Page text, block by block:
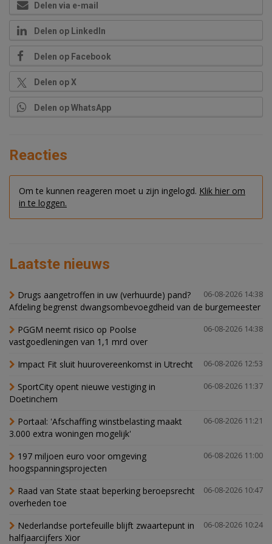
Delen via e-mail
Delen op LinkedIn
Delen op Facebook
Delen op X
Delen op WhatsApp
Reacties
Om te kunnen reageren moet u zijn ingelogd. Klik hier om
in te loggen.
Laatste nieuws
06-08-2026 14:38
Drugs aangetroffen in uw (verhuurde) pand?
Afdeling begrenst dwangsombevoegdheid van de burgemeester
06-08-2026 14:38
PGGM neemt risico op Poolse
vastgoedleningen van 1,1 mrd over
06-08-2026 12:53
Impact Fit sluit huurovereenkomst in Utrecht
06-08-2026 11:37
SportCity opent nieuwe vestiging in
Doetinchem
06-08-2026 11:21
Portaal: 'Afschaffing winstbelasting maakt
3.000 extra woningen mogelijk'
06-08-2026 11:00
197 miljoen euro voor omgeving
hoogspanningsprojecten
06-08-2026 10:47
Raad van State staat beperking beroepsrecht
overheden toe
06-08-2026 10:24
Nederlandse portefeuille blijft zwaartepunt in
halfjaarcijfers Xior